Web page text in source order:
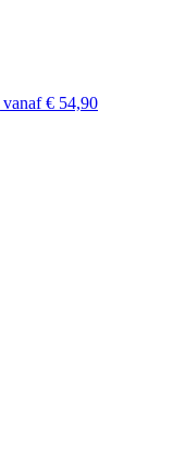
vanaf € 54,90